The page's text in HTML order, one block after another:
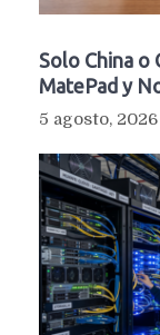
Solo China o
MatePad y
5 agosto, 2026